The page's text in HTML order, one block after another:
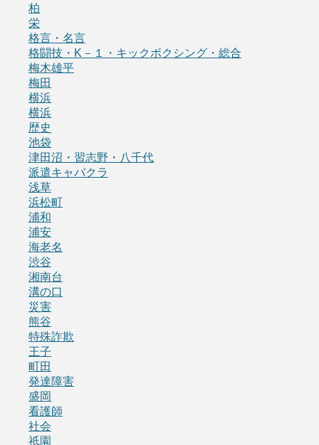
柏
栄
格言・名言
格闘技・K－１・キックボクシング・総合
梅木雄平
梅田
横浜
横浜
歴史
池袋
津田沼・習志野・八千代
派遣キャバクラ
浅草
浜松町
浦和
浦安
海老名
渋谷
湘南台
溝の口
災害
熊谷
特殊詐欺
王子
町田
発達障害
盛岡
看護師
社会
祇園